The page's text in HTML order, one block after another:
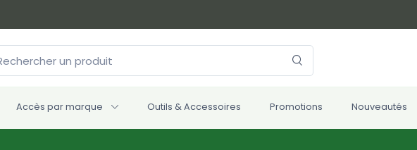
Accès par marque Outils & Accessoires Promotions Nouveautés